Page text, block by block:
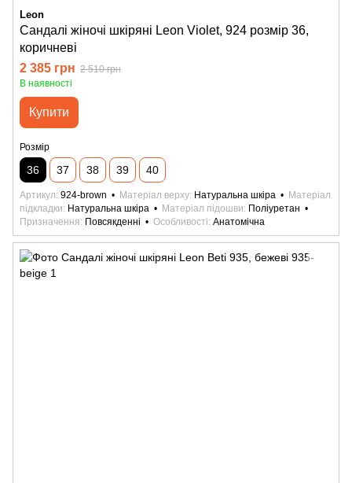
Leon
Сандалі жіночі шкіряні Leon Violet, 924 розмір 36,
коричневі
2 385 грн 2 510 грн
В наявності
Купити
Розмір
36 37 38 39 40
Артикул 924-brown Матеріал верху Натуральна шкіра
Матеріал
підкладки
Натуральна шкіра Матеріал підошви
Поліуретан
Призначення
Повсякденні Особливості Анатомічна